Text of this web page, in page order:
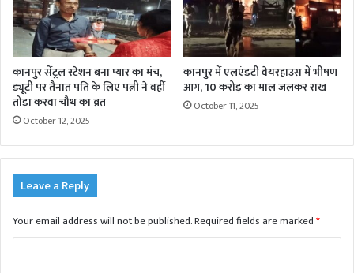
कानपुर सेंट्रल स्टेशन बना प्यार का मंच,
ड्यूटी पर तैनात पति के लिए पत्नी ने वहीं
तोड़ा करवा चौथ का व्रत
October 12, 2025
कानपुर में एलएंडटी वेयरहाउस में भीषण
आग, 10 करोड़ का माल जलकर राख
October 11, 2025
Leave a Reply
Your email address will not be published.Required fields are marked*